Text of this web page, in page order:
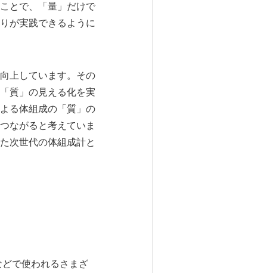
とで、「量」だけで
が実践できるように
上しています。その
質」の見える化を実
る体組成の「質」の
ながると考えていま
次世代の体組成計と
で使われるさまざ